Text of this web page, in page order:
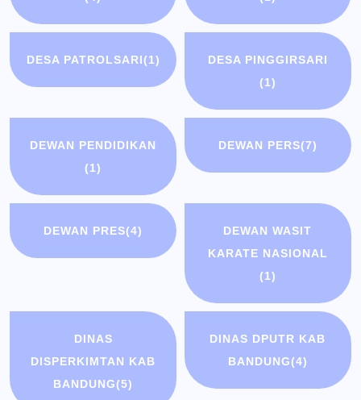
DESA PATROLSARI(1)
DESA PINGGIRSARI
(1)
DEWAN PENDIDIKAN
(1)
DEWAN PERS(7)
DEWAN PRES(4)
DEWAN WASIT
KARATE NASIONAL
(1)
DINAS
DISPERKIMTAN KAB
BANDUNG(5)
DINAS DPUTR KAB
BANDUNG(4)